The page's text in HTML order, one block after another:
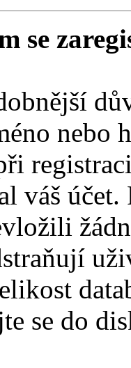
se
nebo
váš
se do